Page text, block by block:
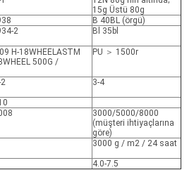
15g Üstü 80g
B 40BL (örgü)
2 Bl 35bl
H-18WHEELASTM
500G /
PU ＞ 1500r
3-4
3000/5000/8000
(müşteri ihtiyaçlarına
göre)
3000 g / m2 / 24 saat
4.0-7.5